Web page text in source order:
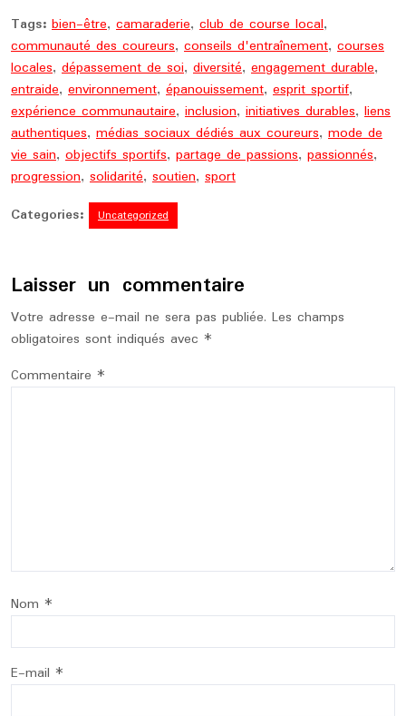
Tags: bien-être, camaraderie, club de course local,
communauté des coureurs, conseils d'entraînement, courses
locales, dépassement de soi, diversité, engagement durable,
entraide, environnement, épanouissement, esprit sportif,
expérience communautaire, inclusion, initiatives durables, liens
authentiques, médias sociaux dédiés aux coureurs, mode de
vie sain, objectifs sportifs, partage de passions, passionnés,
progression, solidarité, soutien, sport
Categories:
Uncategorized
Laisser un commentaire
Votre adresse e-mail ne sera pas publiée. Les champs
obligatoires sont indiqués avec *
Commentaire *
Nom *
E-mail *